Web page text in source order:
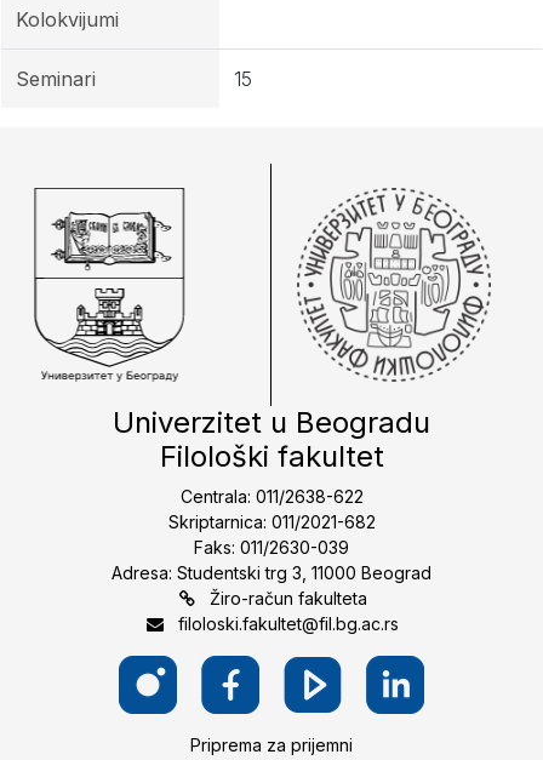
Kolokvijumi
Seminari 15
Univerzitet u Beogradu
Filološki fakultet
Centrala: 011/2638-622
Skriptarnica: 011/2021-682
Faks: 011/2630-039
Adresa: Studentski trg 3, 11000 Beograd
Žiro-račun fakulteta
filoloski.fakultet@fil.bg.ac.rs
Priprema za prijemni